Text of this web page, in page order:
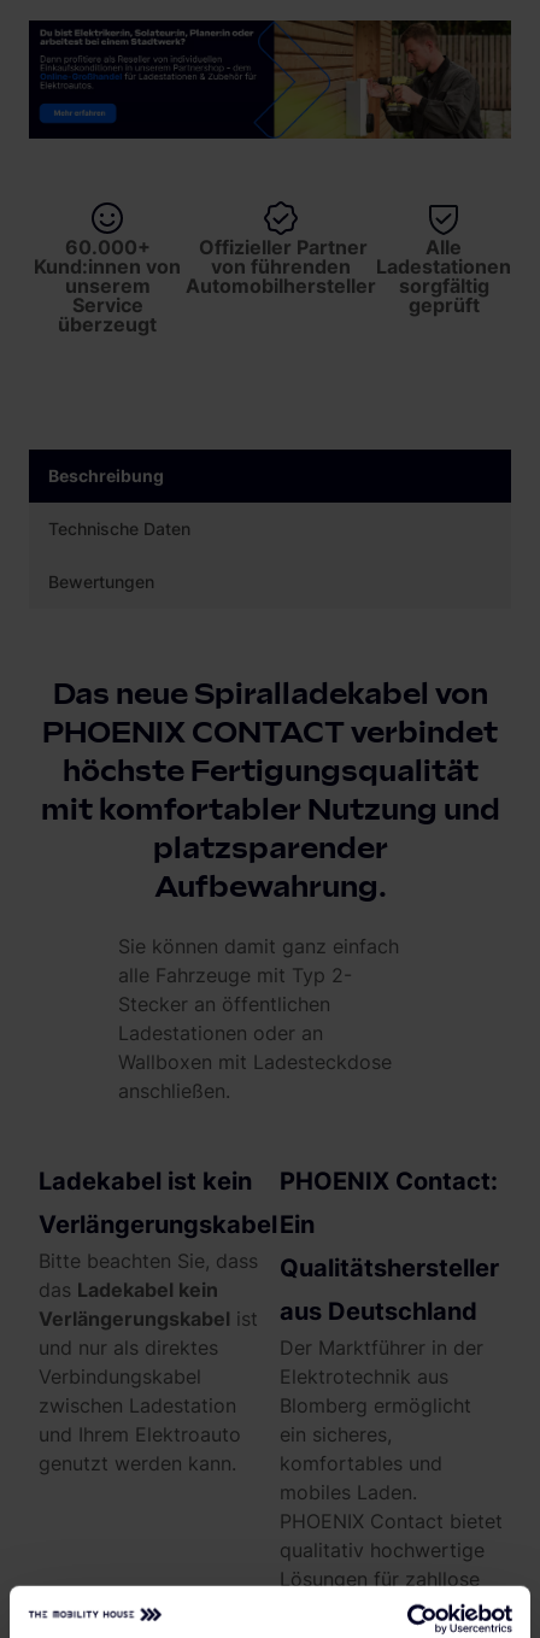
60.000+
Kund:innen von
unserem
Service
überzeugt
Offizieller Partner
von führenden
Automobilhersteller
Alle
Ladestationen
sorgfältig
geprüft
Beschreibung
Technische Daten
Bewertungen
Das neue Spiralladekabel von
PHOENIX CONTACT verbindet
höchste Fertigungsqualität
mit komfortabler Nutzung und
platzsparender
Aufbewahrung.
Sie können damit ganz einfach
alle Fahrzeuge mit Typ 2-
Stecker an öffentlichen
Ladestationen oder an
Wallboxen mit Ladesteckdose
anschließen.
Ladekabel ist kein
Verlängerungskabel
Bitte beachten Sie, dass
das Ladekabel kein
Verlängerungskabel ist
und nur als direktes
Verbindungskabel
zwischen Ladestation
und Ihrem Elektroauto
genutzt werden kann.
PHOENIX Contact:
Ein
Qualitätshersteller
aus Deutschland
Der Marktführer in der
Elektrotechnik aus
Blomberg ermöglicht
ein sicheres,
komfortables und
mobiles Laden.
PHOENIX Contact bietet
qualitativ hochwertige
Lösungen für zahllose
Anwendungsbereiche.